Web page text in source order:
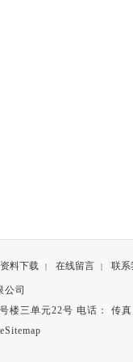
资料下载 | 在线留言 | 联系
公司
楼三单元22号 电话： 传真